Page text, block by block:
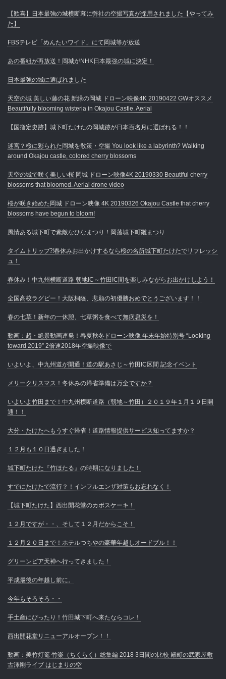
【歓喜】日本最強の城横断幕に弊社の空撮写真が採用されました【やってみ
た】
FBSテレビ「めんたいワイド」にて岡城等が放送
あの番組が再放送！岡城がNHK日本最強の城に決定！
日本最強の城に選ばれました
天空の城 美しい藤の花 新緑の岡城 ドローン映像4K 20190422 GWオススメ
Beautifully blooming wisteria in Okajou Castle. Aerial
【国指定史跡】城下町たけたの岡城跡が日本百名月に選ばれる！！
迷宮？桜に彩られた岡城を散策・空撮 You look like a labyrinth? Walking
around Okajou castle, colored cherry blossoms
天空の城で咲く美しい桜 岡城 ドローン映像4K 20190330 Beautiful cherry
blossoms that bloomed. Aerial drone video
桜が咲き始めた岡城 ドローン映像 4K 20190326 Okajou Castle that cherry
blossoms have begun to bloom!
風情ある城下町で素敵なひなまつり！岡藩城下町雛まつり
タイムトリップ⁈春休みお出かけするなら桜の名所城下町たけたでリフレッシ
ュ！
春休み！中九州横断道路 朝地IC～竹田IC間を楽しみながらお出かけしよう！
全国高校ラグビー！大阪桐蔭、悲願の初優勝おめでとうございます！！
春の七草！新年の一休憩、七草粥を食べて無病息災を！
動画：超・絶景動画連発！春夏秋冬ドローン映像 年末年始特別号 “Looking
toward 2019” 2倍速2018年空撮映像で
いよいよ、中九州道が開通！道の駅あさじ～竹田IC区間 記念イベント
メリークリスマス！冬休みの帰省準備は万全ですか？
いよいよ竹田まで！中九州横断道路（朝地～竹田）２０１９年１月１９日開
通！！
大分・たけたへもうすぐ帰省！道路情報提供サービス知ってますか？
１２月も１０日過ぎました！
城下町たけた『竹ほたる』の時期になりました！
すでにたけたで流行？！インフルエンザ対策もお忘れなく！
【城下町たけた】西出開花堂のカボスケーキ！
１２月ですが・・、そして１２月だからこそ！
１２月２０日まで！ホテルつちやの豪華年越しオードブル！！
グリーンピア天神へ行ってきました！
平成最後の年越し前に。
今年もそろそろ・・
手土産にぴったり！竹田城下町へ来たならコレ！
西出開花堂リニューアルオープン！！
動画：美竹灯篭 竹楽（ちくらく）総集編 2018 3日間の比較 殿町の武家屋敷
古澤剛ライブ はじまりの空